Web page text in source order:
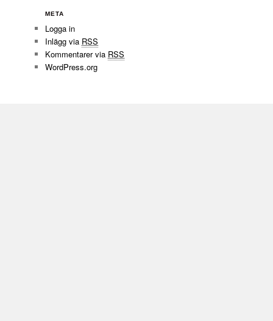
META
Logga in
Inlägg via RSS
Kommentarer via RSS
WordPress.org